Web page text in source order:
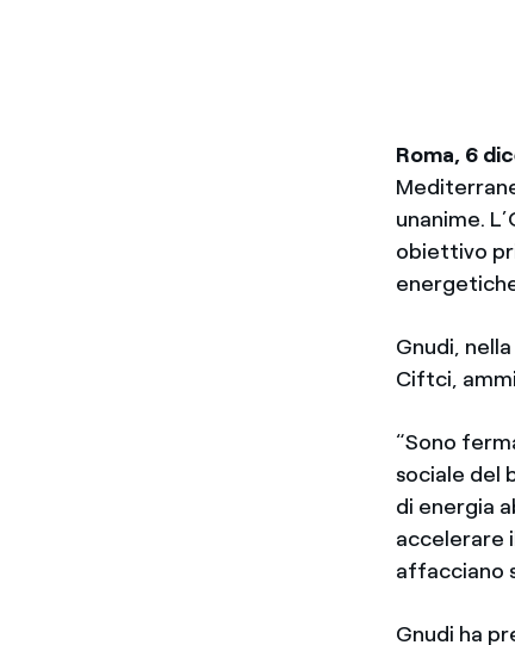
Roma, 6
unanime.
obiettivo
Gnudi,
Ciftci,
“Sono
sociale del
di energia
accelerare
affacciano
Gnudi ha